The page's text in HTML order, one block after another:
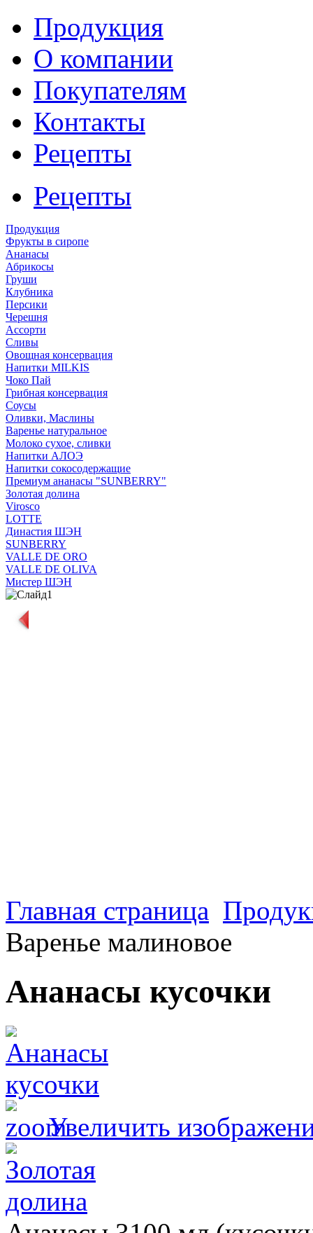
Продукция
О компании
Покупателям
Контакты
Рецепты
Рецепты
Продукция
Фрукты в сиропе
Ананасы
Абрикосы
Груши
Клубника
Персики
Черешня
Ассорти
Сливы
Овощная консервация
Напитки MILKIS
Чоко Пай
Грибная консервация
Соусы
Оливки, Маслины
Варенье натуральное
Молоко сухое, сливки
Напитки АЛОЭ
Напитки сокосодержащие
Премиум ананасы "SUNBERRY"
Золотая долина
Virosco
LOTTE
Династия ШЭН
SUNBERRY
VALLE DE ORO
VALLE DE OLIVA
Мистер ШЭН
Главная страница
Варенье малиновое
Ананасы кусочки
Увеличить